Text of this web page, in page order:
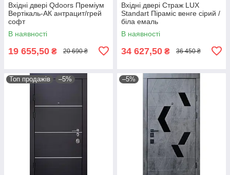
Вхідні двері Qdoors Преміум
Вертікаль-АК антрацит/грей
софт
В наявності
19 655,50 ₴ 20 690 ₴
Вхідні двері Страж LUX
Standart Піраміс венге сірий /
біла емаль
В наявності
34 627,50 ₴ 36 450 ₴
Топ продажів –5% –5%